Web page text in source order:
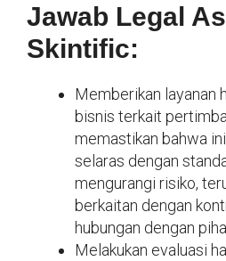
Jawab Legal
Skintific:
Memberikan layanan
bisnis terkait
memastikan bahwa
selaras dengan
mengurangi risiko,
berkaitan dengan
hubungan dengan
Melakukan evaluasi